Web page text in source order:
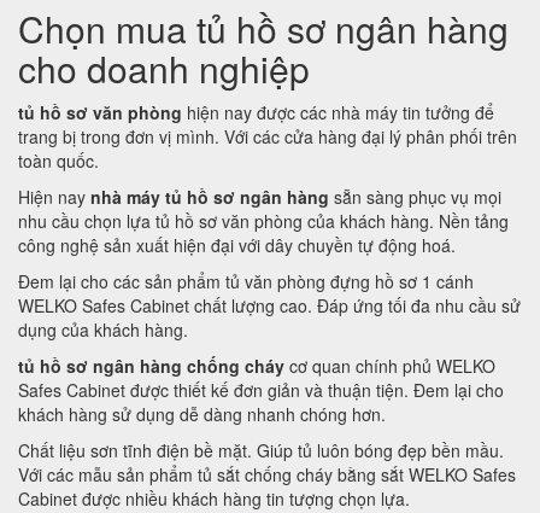
Chọn mua tủ hồ sơ ngân hàng
cho doanh nghiệp
tủ hồ sơ văn phòng hiện nay được các nhà máy tin tưởng để
trang bị trong đơn vị mình. Với các cửa hàng đại lý phân phối trên
toàn quốc.
Hiện nay nhà máy tủ hồ sơ ngân hàng sẵn sàng phục vụ mọi
nhu cầu chọn lựa tủ hồ sơ văn phòng của khách hàng. Nền tảng
công nghệ sản xuất hiện đại với dây chuyền tự động hoá.
Đem lại cho các sản phẩm tủ văn phòng đựng hồ sơ 1 cánh
WELKO Safes Cabinet chất lượng cao. Đáp ứng tối đa nhu cầu sử
dụng của khách hàng.
tủ hồ sơ ngân hàng chống cháy cơ quan chính phủ WELKO
Safes Cabinet được thiết kế đơn giản và thuận tiện. Đem lại cho
khách hàng sử dụng dễ dàng nhanh chóng hơn.
Chất liệu sơn tĩnh điện bề mặt. Giúp tủ luôn bóng đẹp bền mầu.
Với các mẫu sản phẩm tủ sắt chống cháy bằng sắt WELKO Safes
Cabinet được nhiều khách hàng tin tượng chọn lựa.